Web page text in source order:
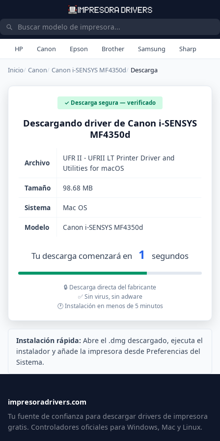
HP Canon Epson Brother Samsung Sharp
Inicio Canon Canon i-SENSYS MF4350d Descarga
✓ Descarga segura — verificado
Descargando driver de Canon i-SENSYS
MF4350d
Archivo
UFR II - UFRII LT Printer Driver and
Utilities for macOS
Tamaño 98.68 MB
Sistema Mac OS
Modelo Canon i-SENSYS MF4350d
Tu descarga comenzará en 1 segundos
🔒 Descarga directa del fabricante
✅ Sin virus, sin adware
🕐 Instalación en menos de 5 minutos
Instalación rápida: Abre el .dmg descargado, ejecuta el
instalador y añade la impresora desde Preferencias del
Sistema.
impresoradrivers.com
Tu fuente de confianza para descargar drivers de impresora
gratis. Controladores oficiales para Windows, Mac y Linux.